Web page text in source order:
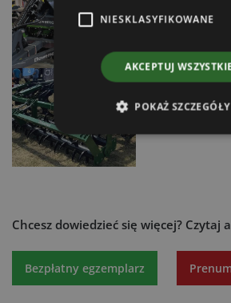
17.04.2025
Nowości
30.07.2024
Chcesz dowiedzieć się więcej? Czytaj
Bezpłatny egzemplarz
NIESKLASYFIKOWANE
AKCEPTUJ
POKAŻ SZCZEGÓŁY